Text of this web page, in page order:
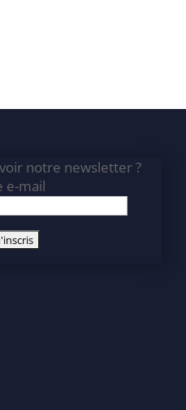
notre newsletter ?
e-mail